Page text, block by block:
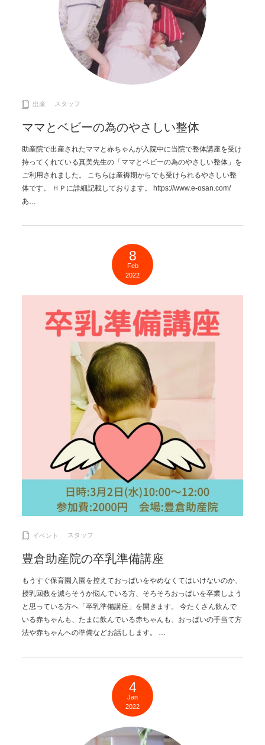
出産 スタッフ
ママとベビーの為のやさしい整体
助産院で出産されたママと赤ちゃんが入院中に当院で整体講座を受け
持ってくれている真美先生の「ママとベビーの為のやさしい整体」を
ご利用されました。 こちらは産褥期からでも受けられるやさしい整
体です。 ＨＰに詳細記載しております。 https://www.e-osan.com/
あ…
8
Feb
2022
イベント スタッフ
豊倉助産院の卒乳準備講座
もうすぐ保育園入園を控えておっぱいをやめなくてはいけないのか、
授乳回数を減らそうか悩んでいる方、そろそろおっぱいを卒業しよう
と思っている方へ「卒乳準備講座」を開きます。 今たくさん飲んで
いる赤ちゃんも、たまに飲んでいる赤ちゃんも、おっぱいの手当て方
法や赤ちゃんへの準備などお話しします。 …
4
Jan
2022